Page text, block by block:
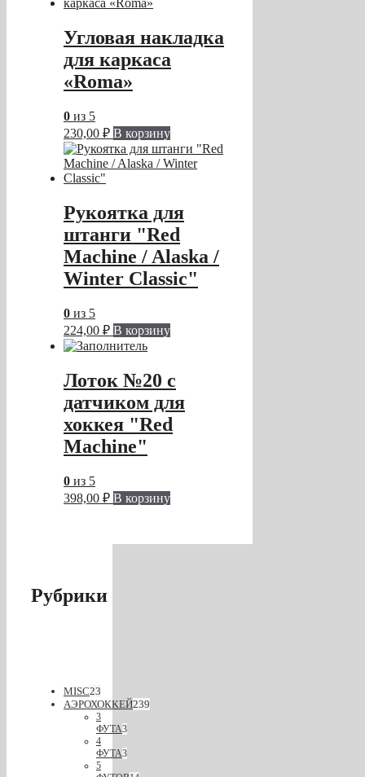
Угловая накладка
для каркаса
«Roma»
0 из 5
230,00 ₽ В корзину
Рукоятка для
штанги "Red
Machine / Alaska /
Winter Classic"
0 из 5
224,00 ₽ В корзину
Лоток №20 с
датчиком для
хоккея "Red
Machine"
0 из 5
398,00 ₽ В корзину
Рубрики
MISC23
АЭРОХОККЕЙ239
3
ФУТА3
4
ФУТА3
5